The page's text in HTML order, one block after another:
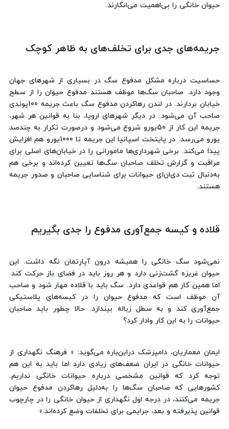
حیوان خانگی را بی‌اهمیت می‌انگارند.
جریمه‌های جدی برای تخلف‌های به ظاهر کوچک
حساسیت درباره مشکل مدفوع سگ در بسیاری از شهرهای جهان
وجود دارد. صاحبان سگ‌ها موظف هستند مدفوع حیوان را از سطح
خیابان بردارند. در لندن رهاکردن مدفوع سگ باعث جریمه 100پوندی
صاحب آن می‌شود. در دیگر شهرهای اروپا، بنا به قوانین هر شهر،
جریمه این کار از 50یورو شروع می‌شود و درصورت تکرار به چندصد
یورو می‌رسد. در پایتخت اسپانیا این جریمه تا 1000یورو هم افزایش
پیدا می‌کند. برخی شهرداری‌ها مامورانی را در خیابان‌های اصلی برای
مراقبت و گزارش تخلف صاحبان سگ‌ها تعیین کرده‌اند و برخی هم
به‌دنبال ثبت دی‌ان‌ای حیوانات برای شناسایی صاحبان و صدور جریمه
هستند.
قلاده و کیسه جمع‌آوری مدفوع را جدی بگیریم
نمی‌شود سگ‌ خانگی را همیشه درون آپارتمان نگه داشت. این
حیوان غریزه گشت‌زنی دارد و هر روز باید در فضای باز حرکت کند.
اما همین کار هم قواعدی دارد. سگ باید با قلاده مهار شود و صاحب
آن موظف است که مدفوع حیوان را در کیسه‌های پلاستیکی
جمع‌آوری کند و به سطل زباله بیندازد. حالا چطور باید صاحبان
حیوانات را به این کار وادار کرد؟
ایمان معماریان، دامپزشک دراین‌باره می‌گوید: « فرهنگ نگهداری از
حیوانات خانگی در ایران ضعف‌های زیادی دارد اما باید به این هم
توجه کرد که قوانین مشخصی درباره حیوانات خانگی نداریم.
کشورهایی که صاحبان سگ‌ها را به‌دلیل رهاکردن مدفوع حیوان
جریمه می‌کنند، در درجه اول نگهداری از حیوان خانگی را در چارچوب
قوانین پذیرفته‌ و بعد، جرایمی برای تخلفات وضع کرده‌اند.»